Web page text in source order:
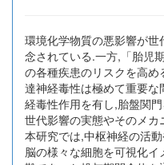
環境化学物質の悪影響が
念されている.一方,「胎児
の各種疾患のリスクを高
達神経毒性は極めて重要
経毒性作用を有し,胎盤関
世代影響の実態やそのメ
本研究では,中枢神経の活
脳の様々な細胞を可視化